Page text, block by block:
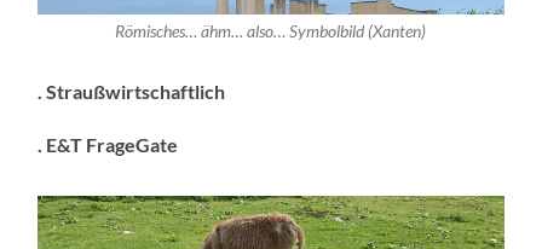
Römisches… ähm… also… Symbolbild (Xanten)
. Straußwirtschaftlich
. E&T FrageGate